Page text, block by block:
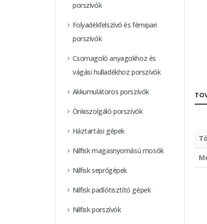
porszívók
Folyadékfelszívó és fémipari
porszívók
Csomagoló anyagokhoz és
vágási hulladékhoz porszívók
Akkumulátoros porszívók
Önkiszolgáló porszívók
Háztartási gépek
Nilfisk magasnyomású mosók
Nilfisk seprőgépek
Nilfisk padlótisztító gépek
Nilfisk porszívók